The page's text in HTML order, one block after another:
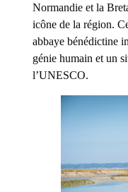
Normandie et la
icône de la région.
abbaye bénédictine
génie humain et un
l’UNESCO.